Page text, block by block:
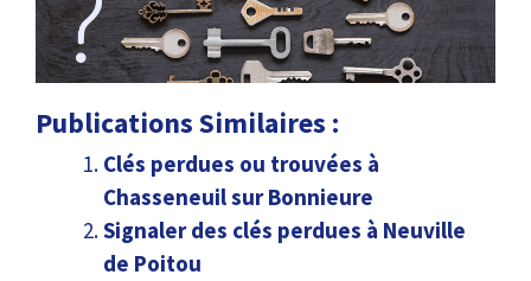
Publications Similaires :
Clés perdues ou trouvées à
Chasseneuil sur Bonnieure
Signaler des clés perdues à Neuville
de Poitou